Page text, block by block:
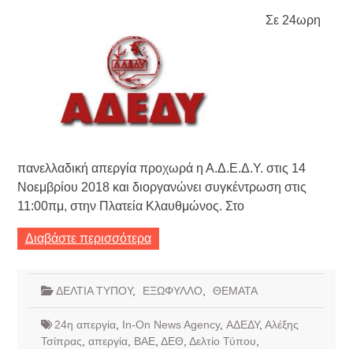
Σε 24ωρη
πανελλαδική απεργία προχωρά η Α.Δ.Ε.Δ.Υ. στις 14
Νοεμβρίου 2018 και διοργανώνει συγκέντρωση στις
11:00πμ, στην Πλατεία Κλαυθμώνος. Στο
Διαβάστε περισσότερα
ΔΕΛΤΙΑ ΤΥΠΟΥ, ΕΞΩΦΥΛΛΟ ΘΕΜΑΤΑ
24η απεργία, In-On News Agency, ΑΔΕΔΥ, Αλέξης
Τσίπρας απεργία, ΒΑΕ, ΔΕΘ Δελτίο Τύπου